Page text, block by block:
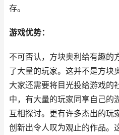
存。
游戏优势：
不可否认，方块奥利给有趣的
了大量的玩家。这并不是方块
大家还需要将目光投给游戏的
中，有大量的玩家同享自己的
互相探讨。更有许多杰出的玩
创新出令人叹为观止的作品。